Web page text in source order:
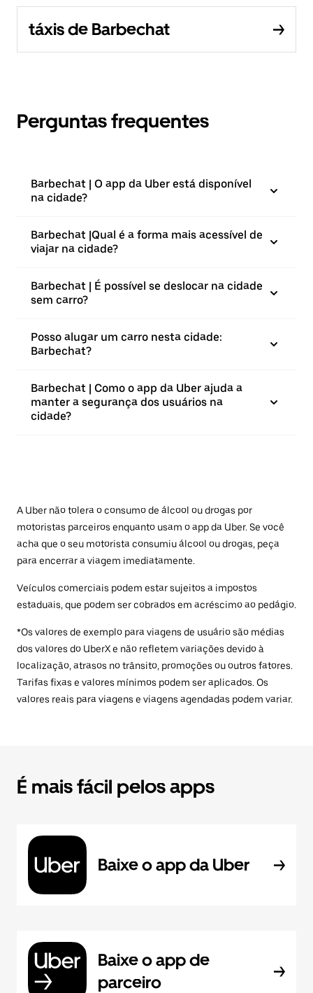
táxis de Barbechat
Perguntas frequentes
Barbechat | O app da Uber está disponível
na cidade?
Barbechat |⁠Qual é a forma mais acessível de
viajar na cidade?
Barbechat | É possível se deslocar na cidade
sem carro?
Posso alugar um carro nesta cidade:
Barbechat?
Barbechat | Como o app da Uber ajuda a
manter a segurança dos usuários na
cidade?
A Uber não tolera o consumo de álcool ou drogas por
motoristas parceiros enquanto usam o app da Uber. Se você
acha que o seu motorista consumiu álcool ou drogas, peça
para encerrar a viagem imediatamente.
Veículos comerciais podem estar sujeitos a impostos
estaduais, que podem ser cobrados em acréscimo ao pedágio.
*Os valores de exemplo para viagens de usuário são médias
dos valores do UberX e não refletem variações devido à
localização, atrasos no trânsito, promoções ou outros fatores.
Tarifas fixas e valores mínimos podem ser aplicados. Os
valores reais para viagens e viagens agendadas podem variar.
É mais fácil pelos apps
Baixe o app da Uber
Baixe o app de
parceiro